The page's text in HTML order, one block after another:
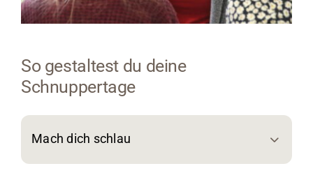
So gestaltest du deine
Schnuppertage
Mach dich schlau